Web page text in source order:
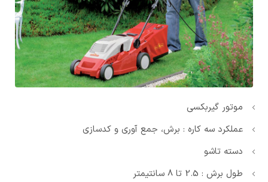
موتور گیربکسی
عملکرد سه کاره : برش، جمع آوری و کدسازی
دسته تاشو
طول برش : 2.5 تا 8 سانتیمتر